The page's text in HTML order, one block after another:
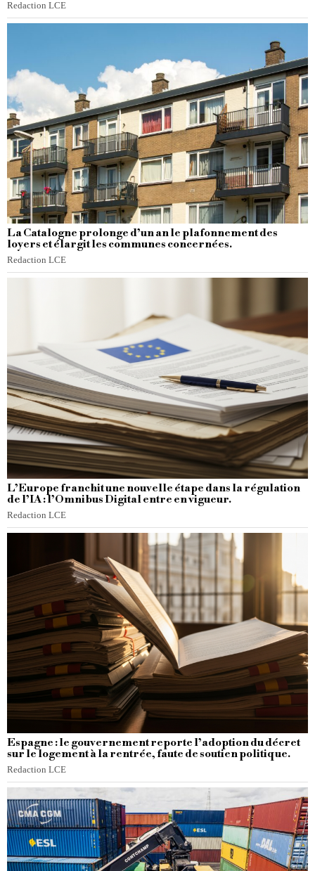
Redaction LCE
La Catalogne prolonge d’un an le plafonnement des
loyers et élargit les communes concernées.
Redaction LCE
L’Europe franchit une nouvelle étape dans la régulation
de l’IA : l’Omnibus Digital entre en vigueur.
Redaction LCE
Espagne : le gouvernement reporte l’adoption du décret
sur le logement à la rentrée, faute de soutien politique.
Redaction LCE